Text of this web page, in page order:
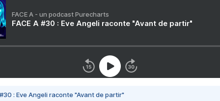
FACE A - un podcast Purecharts
FACE A #30 : Eve Angeli raconte "Avant de partir"
#30 : Eve Angeli raconte "Avant de partir"